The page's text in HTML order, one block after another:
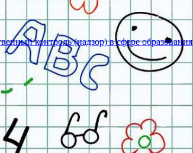
контроль (надзор) в сфере образования